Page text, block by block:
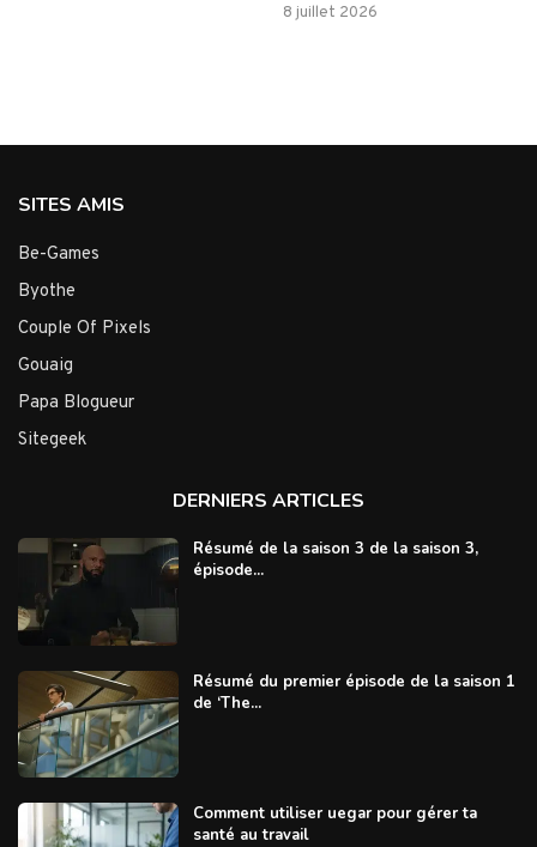
8 juillet 2026
SITES AMIS
Be-Games
Byothe
Couple Of Pixels
Gouaig
Papa Blogueur
Sitegeek
DERNIERS ARTICLES
Résumé de la saison 3 de la saison 3,
épisode...
Résumé du premier épisode de la saison 1
de ‘The...
Comment utiliser uegar pour gérer ta
santé au travail